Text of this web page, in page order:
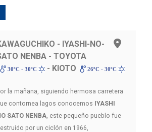
- IYASHI-NO-
NENBA - TOYOTA
30ºC - 30ºC - KIOTO 26ºC - 30ºC
la mañana, siguiendo hermosa carretera
contornea lagos conocemos IYASHI
SATO NENBA, este pequeño pueblo fue
por un ciclón en 1966,